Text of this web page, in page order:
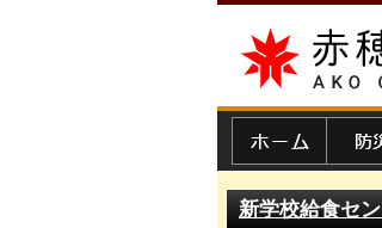
赤穂市
新学校給食セ